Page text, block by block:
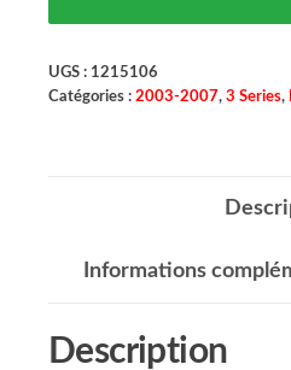
UGS : 1215106
Catégories : 2003-2007, 3 Series,
Informations
Description